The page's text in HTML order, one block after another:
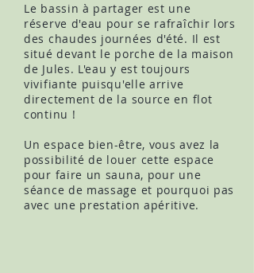
Le bassin à partager est une
réserve d'eau pour se rafraîchir lors
des chaudes journées d'été. Il est
situé devant le porche de la maison
de Jules. L'eau y est toujours
vivifiante puisqu'elle arrive
directement de la source en flot
continu !
Un espace bien-être, vous avez la
possibilité de louer cette espace
pour faire un sauna, pour une
séance de massage et pourquoi pas
avec une prestation apéritive.